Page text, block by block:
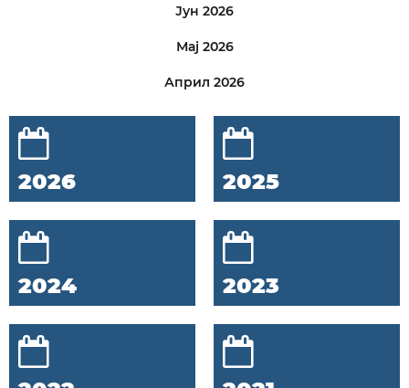
Јун 2026
Мај 2026
Април 2026
2026 2025
2024 2023